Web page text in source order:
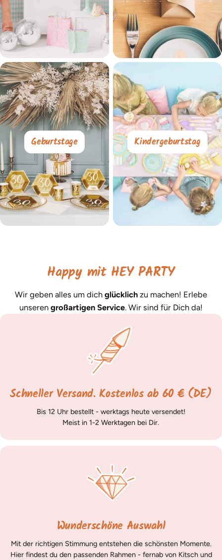
Geburtstage Kindergeburtstag
Happy mit HEY PARTY
Wir geben alles um dich glücklich zu machen! Erlebe
unseren großartigen Service. Wir sind für Dich da!
Schneller Versand. Kostenlos ab 60 € (DE)
Bis 12 Uhr bestellt - werktags heute versendet!
Meist in 1-2 Werktagen bei Dir.
Wunderschöne Auswahl
Mit der richtigen Stimmung entstehen die schönsten Momente.
Hier findest du den passenden Rahmen - fernab von Kitsch und